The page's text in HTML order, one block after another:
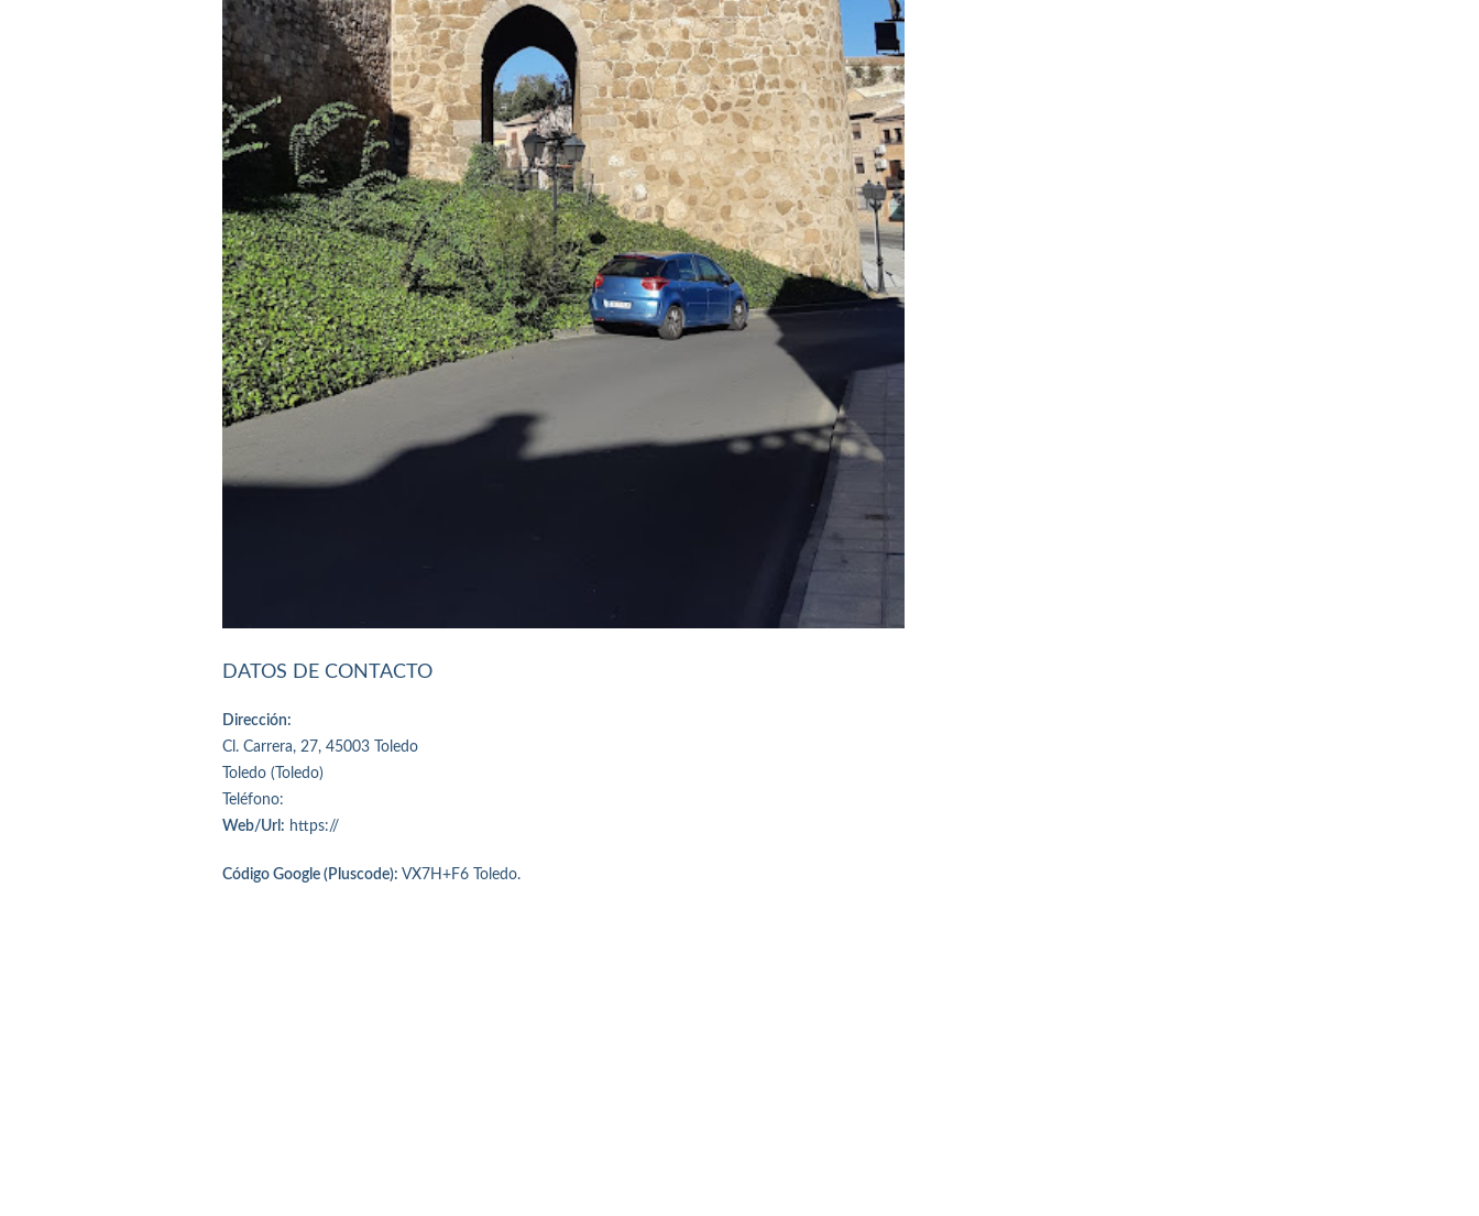
DATOS DE CONTACTO
Dirección:
Cl. Carrera, 27, 45003 Toledo
Toledo (Toledo)
Teléfono:
Web/Url: https://
Código Google (Pluscode): VX7H+F6 Toledo.